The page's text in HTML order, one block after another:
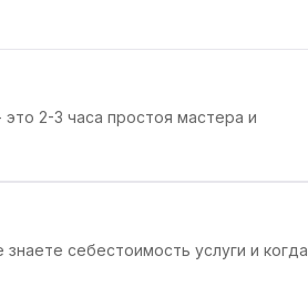
2-3 часа простоя мастера и
себестоимость услуги и когда